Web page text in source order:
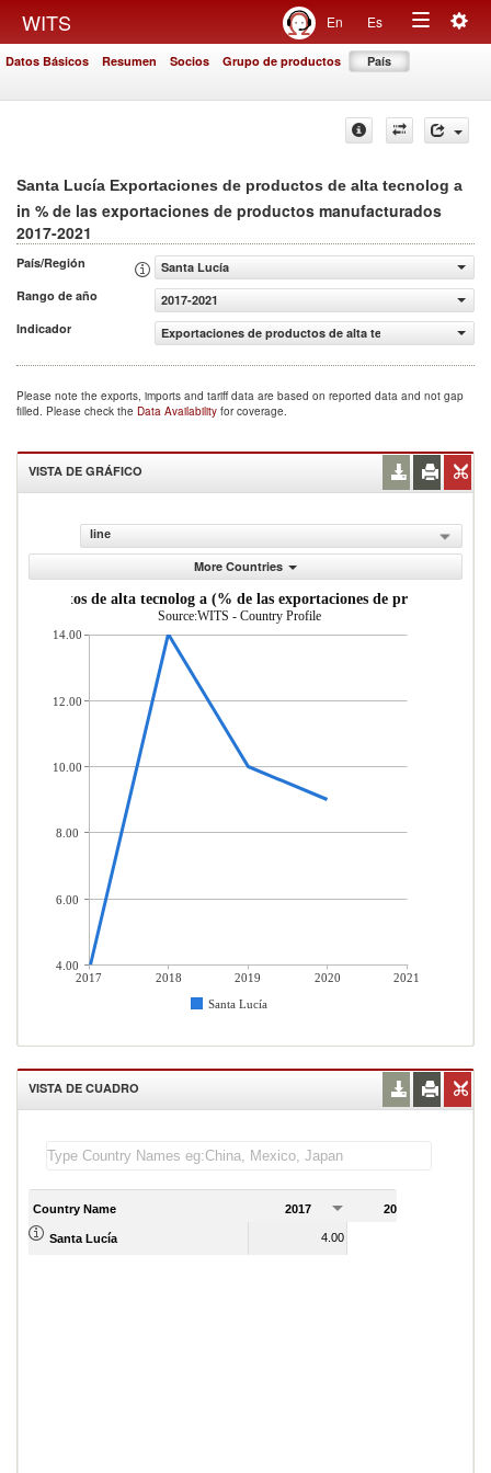
WITS En Es
Toggle
Datos Básicos Resumen Socios Grupo de productos País
Santa Lucía Exportaciones de productos de alta tecnolog a
in % de las exportaciones de productos manufacturados
2017-2021
País/Región
Santa Lucía
Rango de año
2017-2021
Indicador
Exportaciones de productos de alta tecnolog a (% de
Please note the exports, imports and tariff data are based on reported data and not gap
filled. Please check the Data Availability for coverage.
VISTA DE GRÁFICO
line
More Countries
productos de alta tecnolog a (% de las exportaciones de productos
Source:WITS - Country Profile
2017 2018 2019 2020
2021
Santa Lucía
14.00
12.00
10.00
8.00
6.00
4.00
VISTA DE CUADRO
Country Name 2017 2018
Santa Lucía 4.00